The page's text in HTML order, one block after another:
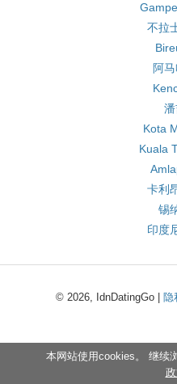
不拉
阿
Kota
Kuala
卡利
锡
印度
© 2026, IdnDatingGo | 隐
本网站使用cookies。 继续